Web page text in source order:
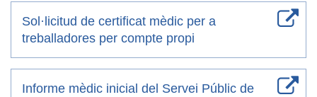
Sol·licitud de certificat mèdic per a
treballadores per compte propi
Informe mèdic inicial del Servei Públic de